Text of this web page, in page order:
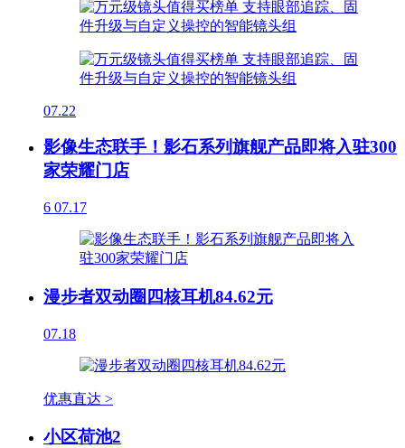
07.22
影像生态联手！影石系列旗舰产品即将入驻300
家荣耀门店
6 07.17
漫步者双动圈四核耳机84.62元
07.18
优惠直达 >
小区荷池2